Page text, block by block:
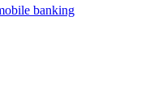
banking